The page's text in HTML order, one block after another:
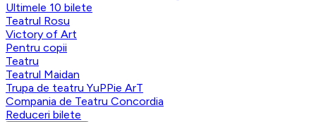
Ultimele 10 bilete
Teatrul Rosu
Victory of Art
Pentru copii
Teatru
Teatrul Maidan
Trupa de teatru YuPPie ArT
Compania de Teatru Concordia
Reduceri bilete